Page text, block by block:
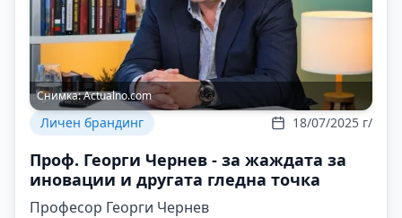
Снимка:Actualno.com
Личен брандинг 18/07/2025 г/
Проф. Георги Чернев - за жаждата за
иновации и другата гледна точка
Професор Георги Чернев